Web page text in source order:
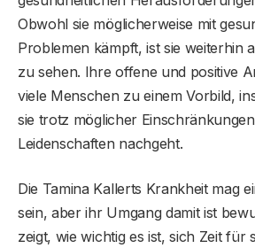
Obwohl sie möglicherweise mit
Problemen kämpft, ist sie weiterhin
zu sehen. Ihre offene und positive
viele Menschen zu einem Vorbild,
sie trotz möglicher
Leidenschaften nachgeht.
Die Tamina Kallerts Krankheit mag
sein, aber ihr Umgang damit ist
zeigt, wie wichtig es ist, sich Zeit für